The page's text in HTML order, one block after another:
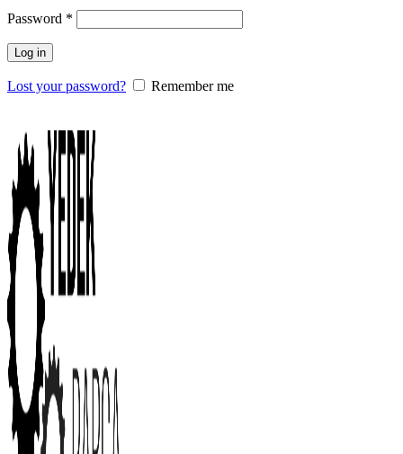
Password *
Log in
Lost your password?
Remember me